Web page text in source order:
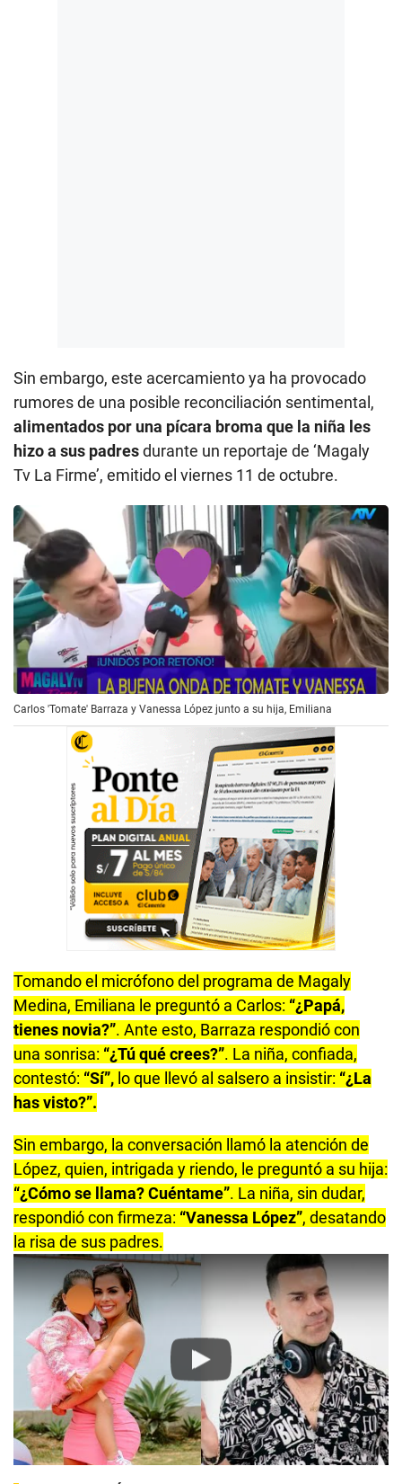
Sin embargo, este acercamiento ya ha provocado
rumores de una posible reconciliación sentimental,
alimentados por una pícara broma que la niña les
hizo a sus padresdurante un reportaje de ‘Magaly
Tv La Firme’, emitido el viernes 11 de octubre.
Carlos 'Tomate' Barraza y Vanessa López junto a su hija, Emiliana
Tomando el micrófono del programa de Magaly
Medina, Emiliana le preguntó a Carlos: “¿Papá,
tienes novia?”. Ante esto, Barraza respondió con
una sonrisa: “¿Tú qué crees?”. La niña, confiada,
contestó: “Sí”, lo que llevó al salsero a insistir: “¿La
has visto?”.
Sin embargo, la conversación llamó la atención de
López, quien, intrigada y riendo, le preguntó a su hija:
“¿Cómo se llama? Cuéntame”. La niña, sin dudar,
respondió con firmeza: “Vanessa López”, desatando
la risa de sus padres.
Play